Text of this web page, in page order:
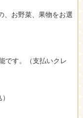
、お野菜、果物をお選
です。（支払いクレ